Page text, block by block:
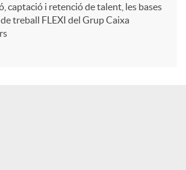
captació i retenció de talent, les bases
treball FLEXI del Grup Caixa